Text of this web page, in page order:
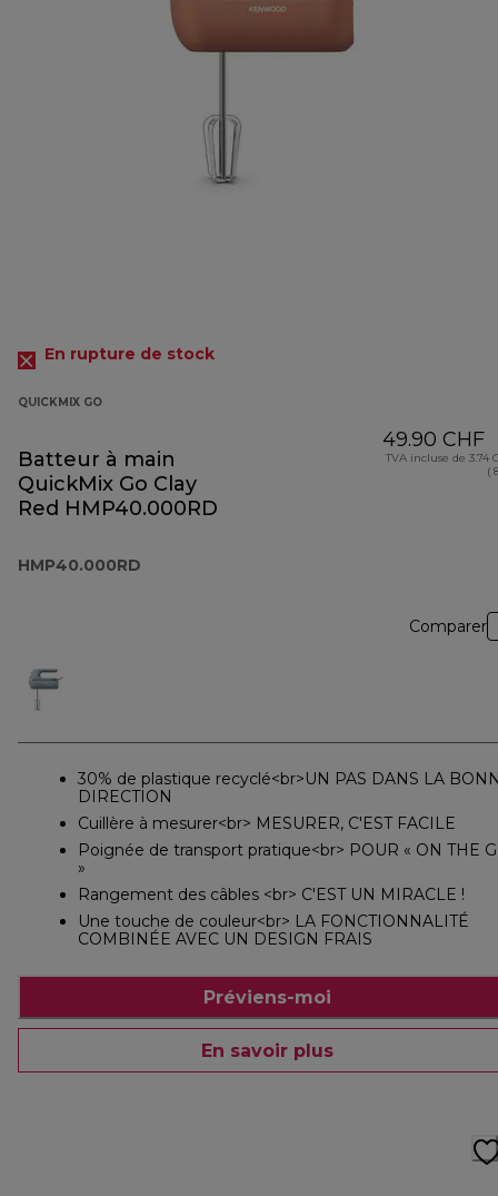
En rupture de stock
QUICKMIX GO
Batteur à main
QuickMix Go Clay
Red HMP40.000RD
HMP40.000RD
49.90 CHF
TVA incluse de 3.74
(
Comparer
30% de plastique recyclé<br>UN PAS DANS LA
DIRECTION
Cuillère à mesurer<br> MESURER, C'EST FACILE
Poignée de transport pratique<br> POUR « ON THE
»
Rangement des câbles <br> C'EST UN MIRACLE !
Une touche de couleur<br> LA FONCTIONNALITÉ
COMBINÉE AVEC UN DESIGN FRAIS
Préviens-moi
En savoir plus